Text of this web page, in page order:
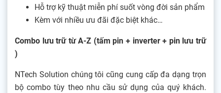
Hỗ trợ kỹ thuật miễn phí suốt vòng đời sản phẩm
Kèm với nhiều ưu đãi đặc biệt khác…
Combo lưu trữ từ A-Z (tấm pin + inverter + pin lưu trữ
)
NTech Solution chúng tôi cũng cung cấp đa dạng trọn
bộ combo tùy theo nhu cầu sử dụng của quý khách.